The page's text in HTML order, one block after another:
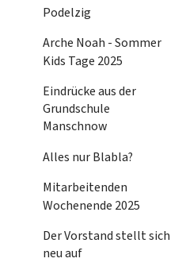
Podelzig
Arche Noah - Sommer
Kids Tage 2025
Eindrücke aus der
Grundschule
Manschnow
Alles nur Blabla?
Mitarbeitenden
Wochenende 2025
Der Vorstand stellt sich
neu auf